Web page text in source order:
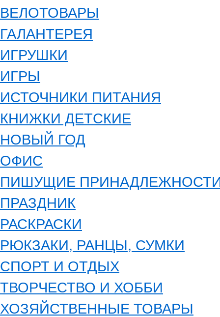
ВЕЛОТОВАРЫ
ГАЛАНТЕРЕЯ
ИГРУШКИ
ИГРЫ
ИСТОЧНИКИ ПИТАНИЯ
КНИЖКИ ДЕТСКИЕ
НОВЫЙ ГОД
ОФИС
ПИШУЩИЕ
ПРАЗДНИК
РАСКРАСКИ
РЮКЗАКИ, РАНЦЫ, СУМКИ
СПОРТ И ОТДЫХ
ТВОРЧЕСТВО И ХОББИ
ХОЗЯЙСТВЕННЫЕ ТОВАРЫ